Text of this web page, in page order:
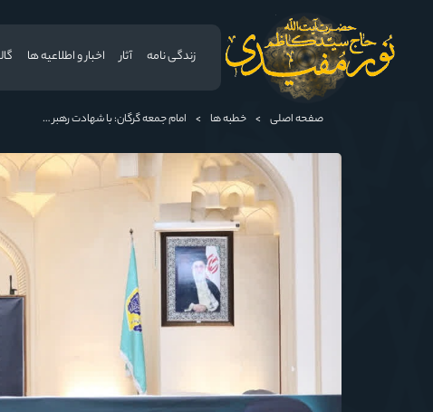
زندگی نامه آثار اخبار و اطلاعیه ها
صفحه اصلی > خطبه ها > امام جمعه گرگان: با شهادت رهبر معظم انقلاب ، ایران منسجم‌تر از گذشته شده است